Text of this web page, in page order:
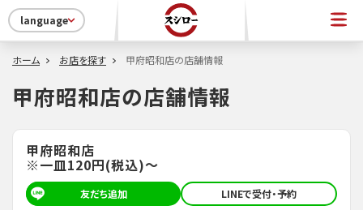
language
ホーム お店を探す 甲府昭和店の店舗情報
甲府昭和店の店舗情報
甲府昭和店
※一皿120円(税込)～
友だち追加 LINEで受付・予約